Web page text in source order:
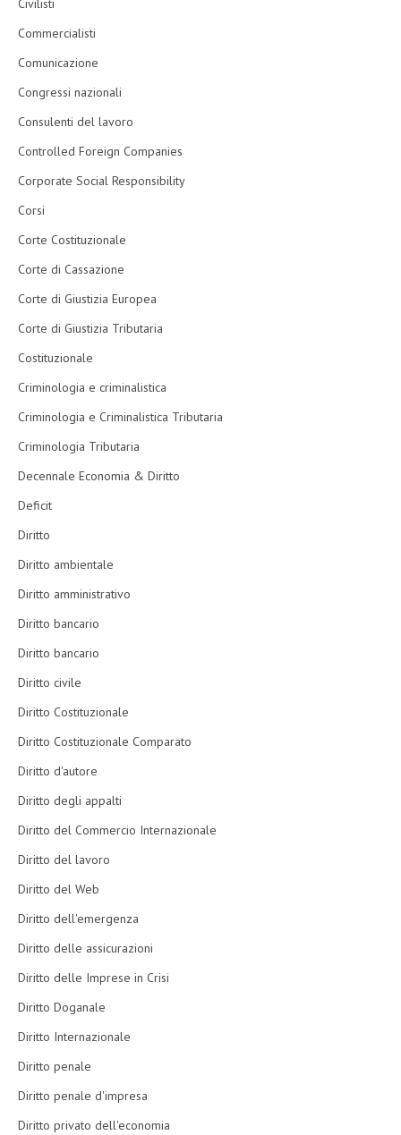
Civilisti
Commercialisti
Comunicazione
Congressi nazionali
Consulenti del lavoro
Controlled Foreign Companies
Corporate Social Responsibility
Corsi
Corte Costituzionale
Corte di Cassazione
Corte di Giustizia Europea
Corte di Giustizia Tributaria
Costituzionale
Criminologia e criminalistica
Criminologia e Criminalistica Tributaria
Criminologia Tributaria
Decennale Economia & Diritto
Deficit
Diritto
Diritto ambientale
Diritto amministrativo
Diritto bancario
Diritto bancario
Diritto civile
Diritto Costituzionale
Diritto Costituzionale Comparato
Diritto d'autore
Diritto degli appalti
Diritto del Commercio Internazionale
Diritto del lavoro
Diritto del Web
Diritto dell'emergenza
Diritto delle assicurazioni
Diritto delle Imprese in Crisi
Diritto Doganale
Diritto Internazionale
Diritto penale
Diritto penale d'impresa
Diritto privato dell'economia